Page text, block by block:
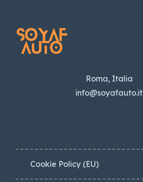
Roma, Italia
info@soyafauto.it
Cookie Policy (EU)